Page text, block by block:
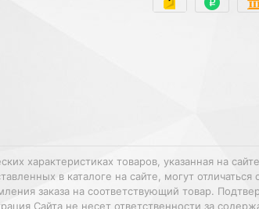
характеристиках товаров, указанная на
в каталоге на сайте, могут
заказа на соответствующий товар.
Сайта не несет ответственности за